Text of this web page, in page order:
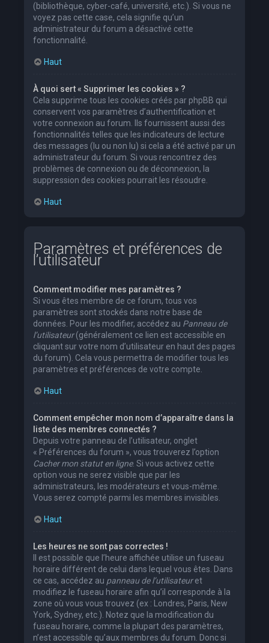
(bibliothèque, cyber-café, université, etc.). Si vous ne
voyez pas cette case, cela signifie qu’un
administrateur du forum a désactivé cette
fonctionnalité.
Haut
À quoi sert « Supprimer les cookies » ?
Cela supprime tous les cookies créés par phpBB qui
conservent vos paramètres d’authentification et
votre connexion au forum. Ils fournissent aussi des
fonctionnalités telles que les indicateurs de lecture
des messages (lu ou non lu) si cela a été activé par un
administrateur du forum. Si vous rencontrez des
problèmes de connexion ou de déconnexion, la
suppression des cookies pourrait les résoudre.
Haut
Paramètres et préférences de
l’utilisateur
Comment modifier mes paramètres ?
Si vous êtes membre de ce forum, tous vos
paramètres sont stockés dans notre base de
données. Pour les modifier, accédez au Panneau de
l’utilisateur(généralement ce lien est accessible en
cliquant sur votre nom d’utilisateur en haut des pages
du forum). Cela vous permettra de modifier tous les
paramètres et préférences de votre compte.
Haut
Comment empêcher mon nom d’apparaître dans la
liste des membres connectés ?
Depuis votre panneau de l’utilisateur, onglet
« Préférences du forum », vous trouverez l’option
Cacher mon statut en ligne. Si vous activez cette
option vous ne serez visible que par les
administrateurs, les modérateurs et vous-même.
Vous serez compté parmi les membres invisibles.
Haut
Les heures ne sont pas correctes !
Il est possible que l’heure affichée utilise un fuseau
horaire différent de celui dans lequel vous êtes. Dans
ce cas, accédez au panneau de l’utilisateuret
modifiez le fuseau horaire afin qu’il corresponde à la
zone où vous vous trouvez (ex : Londres, Paris, New
York, Sydney, etc.). Notez que la modification du
fuseau horaire, comme la plupart des paramètres,
n’est accessible qu’aux membres du forum. Donc si